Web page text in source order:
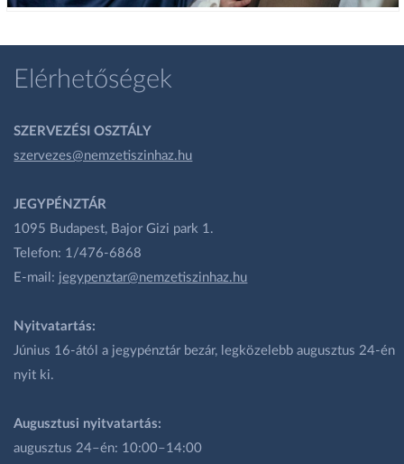
Elérhetőségek
SZERVEZÉSI OSZTÁLY
szervezes@nemzetiszinhaz.hu
JEGYPÉNZTÁR
1095 Budapest, Bajor Gizi park 1.
Telefon: 1/476-6868
E-mail: jegypenztar@nemzetiszinhaz.hu
Nyitvatartás:
Június 16-ától a jegypénztár bezár, legközelebb augusztus 24-én
nyit ki.
Augusztusi nyitvatartás:
augusztus 24–én: 10:00–14:00